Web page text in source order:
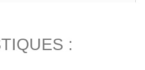
: